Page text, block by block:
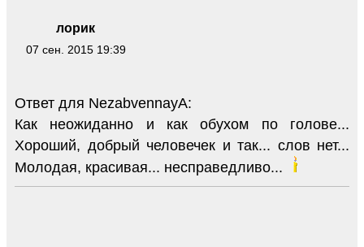
лорик
07 сен. 2015 19:39
Ответ для NezabvennayA:
Как неожиданно и как обухом по голове...
Хороший, добрый человечек и так... слов нет...
Молодая, красивая... несправедливо...